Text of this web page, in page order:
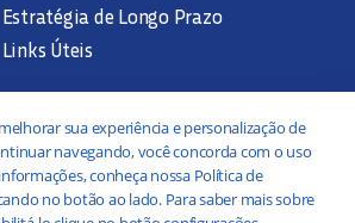
Estratégia de Longo Prazo
Links Úteis
na SANASA
Concurso Público
Estágio
sua experiência e personalização de
navegando, você concorda com o uso
conheça nossa Política de
no botão ao lado. Para saber mais sobre